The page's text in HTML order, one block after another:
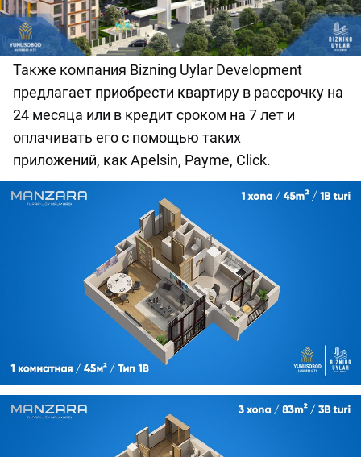
Также компания Bizning Uylar Development
предлагает приобрести квартиру в рассрочку на
24 месяца или в кредит сроком на 7 лет и
оплачивать его с помощью таких
приложений, как Apelsin, Payme, Click.